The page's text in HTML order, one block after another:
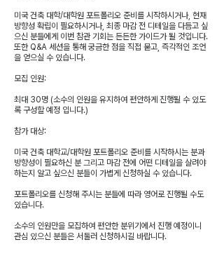
미국 건축 대학/대학원 포트폴리오 준비를 시작하시거나, 현재
방향성 확립이 필요하시거나, 최종 마감 전 디테일을 다듬고 싶
으신 분들에게 이번 참관 기회는 든든한 가이드가 될 것입니다.
또한 Q&A 세션을 통해 궁금한 점을 직접 묻고, 즉각적인 조언
을 얻으실 수 있습니다.
모집 인원:
최대 30명 (소수의 인원을 유지하여 편안하게 진행될 수 있도
록 구성할 예정 입니다.)
참가 대상:
미국 건축 대학교/대학원 포트폴리오 준비를 시작하시는 분과
방향성이 필요하신 분 그리고 마감 전에 어떤 디테일을 살려야
하는지 알고 싶으신 분들이 가볍게 신청하실 수 있습니다.
포트폴리오를 신청해 주시는 분들에 따라 영어로 진행될 수도
있습니다.
소수의 인원만을 모집하여 편안한 분위기에서 진행 예정이니
관심 있으신 분들은 서둘러 신청하시길 바랍니다.